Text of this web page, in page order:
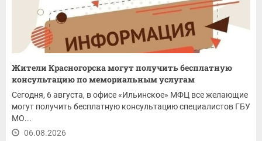
Жители Красногорска могут получить бесплатную
консультацию по мемориальным услугам
Сегодня, 6 августа, в офисе «Ильинское» МФЦ все желающие
могут получить бесплатную консультацию специалистов ГБУ
МО...
06.08.2026